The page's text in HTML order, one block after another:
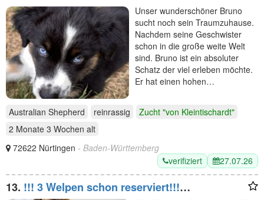
Unser wunderschöner Bruno
sucht noch sein Traumzuhause.
Nachdem seine Geschwister
schon in die große weite Welt
sind. Bruno ist ein absoluter
Schatz der viel erleben möchte.
Er hat einen hohen…
Australian Shepherd reinrassig
Zucht "von Kleintischardt"
2 Monate 3 Wochen alt
72622 Nürtingen - Baden-Württemberg
verifiziert
27.07.26
13. !!! 3 Welpen schon reserviert!!!